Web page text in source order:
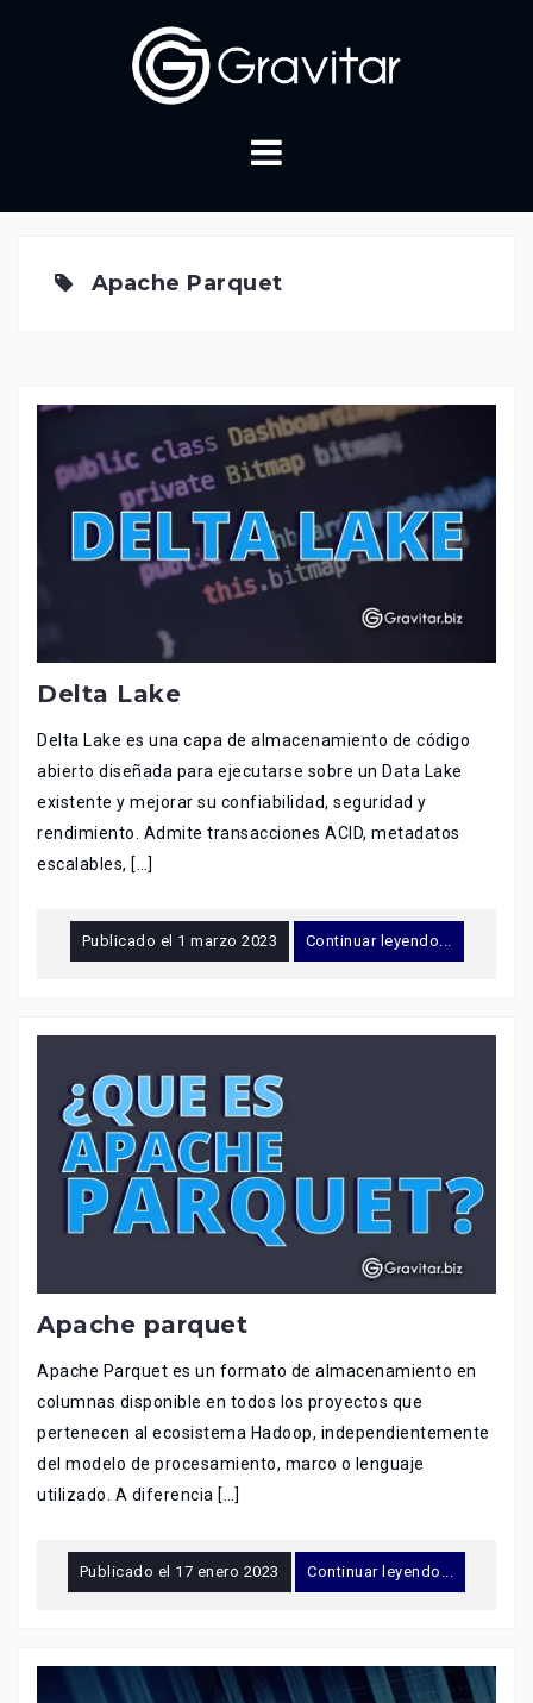
Apache Parquet
Delta Lake
Delta Lake es una capa de almacenamiento de código
abierto diseñada para ejecutarse sobre un Data Lake
existente y mejorar su confiabilidad, seguridad y
rendimiento. Admite transacciones ACID, metadatos
escalables, […]
Publicado el 1 marzo 2023 Continuar leyendo...
Apache parquet
Apache Parquet es un formato de almacenamiento en
columnas disponible en todos los proyectos que
pertenecen al ecosistema Hadoop, independientemente
del modelo de procesamiento, marco o lenguaje
utilizado. A diferencia […]
Publicado el 17 enero 2023 Continuar leyendo...